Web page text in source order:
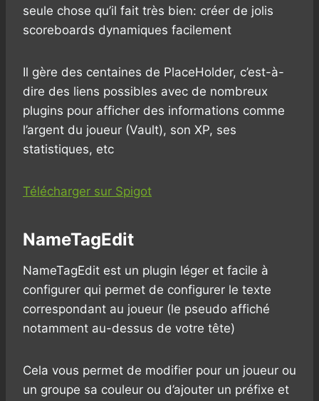
seule chose qu’il fait très bien: créer de jolis
scoreboards dynamiques facilement
Il gère des centaines de PlaceHolder, c’est-à-
dire des liens possibles avec de nombreux
plugins pour afficher des informations comme
l’argent du joueur (Vault), son XP, ses
statistiques, etc
Télécharger sur Spigot
NameTagEdit
NameTagEdit est un plugin léger et facile à
configurer qui permet de configurer le texte
correspondant au joueur (le pseudo affiché
notamment au-dessus de votre tête)
Cela vous permet de modifier pour un joueur ou
un groupe sa couleur ou d’ajouter un préfixe et